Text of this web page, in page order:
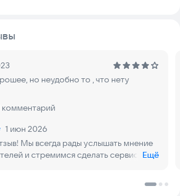
выбрать время для записи.
все свои заметки.
также фиксировать привычки, дела на
активностей. Ведь управление
простое и гибкое!
но неудобно то , что нету
комментарий
1 июн 2026
Мы всегда рады услышать мнение
и стремимся сделать сервис
и постараемся расширить
добавив в него виджетов. 🚀
Ещё